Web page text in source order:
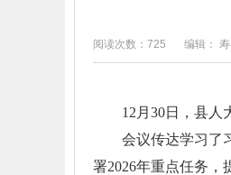
阅读次数：725 编辑：
12月30日，县人
会议传达学习了
署2026年重点任务，